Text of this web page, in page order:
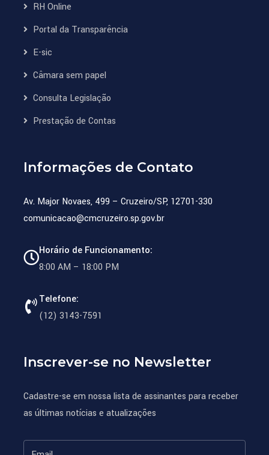
RH Online
Portal da Transparência
E-sic
Câmara sem papel
Consulta Legislação
Prestação de Contas
Informações de Contato
Av. Major Novaes, 499 – Cruzeiro/SP, 12701-330
comunicacao@cmcruzeiro.sp.gov.br
Horário de Funcionamento:
8:00 AM – 18:00 PM
Telefone:
(12) 3143-7591
Inscrever-se no Newsletter
Cadastre-se em nossa lista de assinantes para receber
as últimas notícias e atualizações